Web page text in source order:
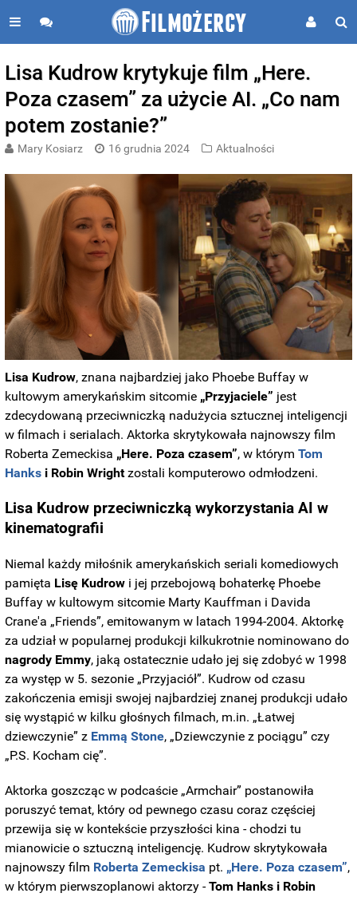
Lisa Kudrow krytykuje film „Here.
Poza czasem” za użycie AI. „Co nam
potem zostanie?”
Mary Kosiarz 16 grudnia 2024 Aktualności
Lisa Kudrow, znana najbardziej jako Phoebe Buffay w
kultowym amerykańskim sitcomie „Przyjaciele” jest
zdecydowaną przeciwniczką nadużycia sztucznej inteligencji
w filmach i serialach. Aktorka skrytykowała najnowszy film
Roberta Zemeckisa „Here. Poza czasem”, w którymTom
Hanks i Robin Wrightzostali komputerowo odmłodzeni.
Lisa Kudrow przeciwniczką wykorzystania AI w
kinematografii
Niemal każdy miłośnik amerykańskich seriali komediowych
pamięta Lisę Kudrow i jej przebojową bohaterkę Phoebe
Buffay w kultowym sitcomie Marty Kauffman i Davida
Crane'a „Friends”, emitowanym w latach 1994-2004. Aktorkę
za udział w popularnej produkcji kilkukrotnie nominowano do
nagrody Emmy, jaką ostatecznie udało jej się zdobyć w 1998
za występ w 5. sezonie „Przyjaciół”. Kudrow od czasu
zakończenia emisji swojej najbardziej znanej produkcji udało
się wystąpić w kilku głośnych filmach, m.in. „Łatwej
dziewczynie” z Emmą Stone, „Dziewczynie z pociągu” czy
„P.S. Kocham cię”.
Aktorka goszcząc w podcaście „Armchair” postanowiła
poruszyć temat, który od pewnego czasu coraz częściej
przewija się w kontekście przyszłości kina - chodzi tu
mianowicie o sztuczną inteligencję. Kudrow skrytykowała
najnowszy film Roberta Zemeckisa pt. „Here. Poza czasem”,
w którym pierwszoplanowi aktorzy -Tom Hanks i Robin